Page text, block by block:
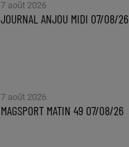
7 août 2026
JOURNAL ANJOU MIDI 07/08/26
7 août 2026
MAGSPORT MATIN 49 07/08/26